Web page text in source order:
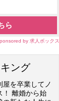
ら
by 求人ボックス
ング
屋を卒業してノ
！ 離婚から始